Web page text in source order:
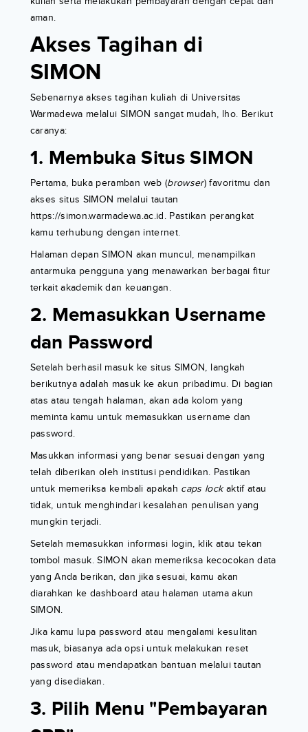
aman.
Akses Tagihan di
SIMON
Sebenarnya akses tagihan kuliah di Universitas
Warmadewa melalui SIMON sangat mudah, lho. Berikut
caranya:
1. Membuka Situs SIMON
Pertama, buka peramban web (browser) favoritmu dan
akses situs SIMON melalui tautan
https://simon.warmadewa.ac.id. Pastikan perangkat
kamu terhubung dengan internet.
Halaman depan SIMON akan muncul, menampilkan
antarmuka pengguna yang menawarkan berbagai fitur
terkait akademik dan keuangan.
2. Memasukkan Username
dan Password
Setelah berhasil masuk ke situs SIMON, langkah
berikutnya adalah masuk ke akun pribadimu. Di bagian
atas atau tengah halaman, akan ada kolom yang
meminta kamu untuk memasukkan username dan
password.
Masukkan informasi yang benar sesuai dengan yang
telah diberikan oleh institusi pendidikan. Pastikan
untuk memeriksa kembali apakah caps lockaktif atau
tidak, untuk menghindari kesalahan penulisan yang
mungkin terjadi.
Setelah memasukkan informasi login, klik atau tekan
tombol masuk. SIMON akan memeriksa kecocokan data
yang Anda berikan, dan jika sesuai, kamu akan
diarahkan ke dashboard atau halaman utama akun
SIMON.
Jika kamu lupa password atau mengalami kesulitan
masuk, biasanya ada opsi untuk melakukan reset
password atau mendapatkan bantuan melalui tautan
yang disediakan.
3. Pilih Menu "Pembayaran